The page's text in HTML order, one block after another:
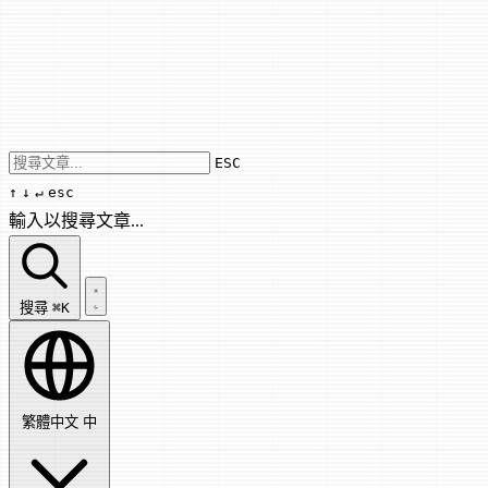
Use arrow keys to navigate results,
ESC
↑ ↓ ↵ esc
輸入以搜尋文章...
搜尋文章...
搜尋 ⌘K
繁體中文 中